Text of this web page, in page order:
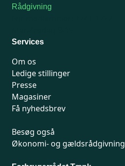
Rådgivning
Services
Om os
Ledige stillinger
Presse
Magasiner
Få nyhedsbrev
Besøg også
Økonomi- og gældsrådgivning